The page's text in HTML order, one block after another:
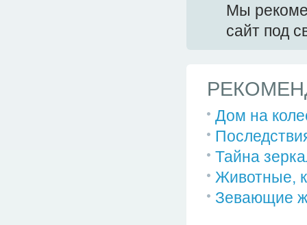
Мы
сайт под
Дом на
Тайна
Животные,
Зевающие